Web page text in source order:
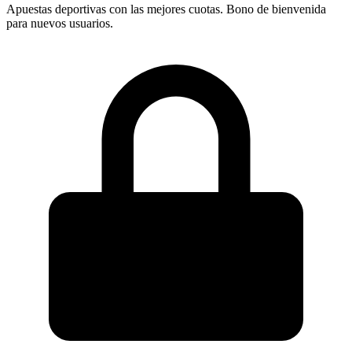
Apuestas deportivas con las mejores cuotas. Bono de bienvenida
para nuevos usuarios.